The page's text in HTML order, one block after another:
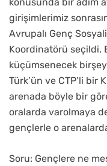
girişimlerimiz
Avrupalı Genç
Koordinatörü seçildi.
küçümsenecek birşey
Türk’ün ve CTP’li bir
arenada böyle bir
oralarda varolmaya
gençlerle o
Soru: Gençlere ne